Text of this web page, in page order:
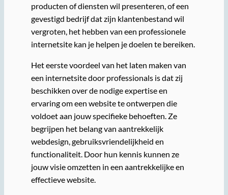
producten of diensten wil presenteren, of een
gevestigd bedrijf dat zijn klantenbestand wil
vergroten, het hebben van een professionele
internetsite kan je helpen je doelen te bereiken.
Het eerste voordeel van het laten maken van
een internetsite door professionals is dat zij
beschikken over de nodige expertise en
ervaring om een website te ontwerpen die
voldoet aan jouw specifieke behoeften. Ze
begrijpen het belang van aantrekkelijk
webdesign, gebruiksvriendelijkheid en
functionaliteit. Door hun kennis kunnen ze
jouw visie omzetten in een aantrekkelijke en
effectieve website.